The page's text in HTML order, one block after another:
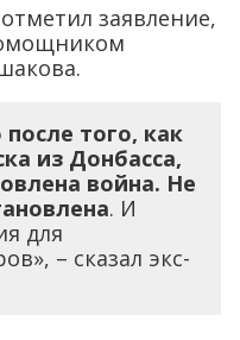
заявление,
того, как
из Донбасса,
война. Не
. И
для
– сказал экс-